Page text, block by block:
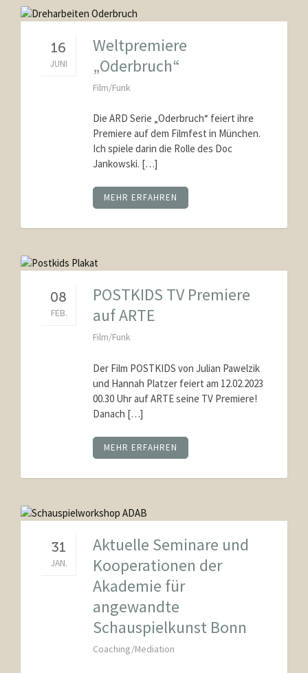
16
JUNI
Weltpremiere
„Oderbruch“
Film/Funk
Die ARD Serie „Oderbruch“ feiert ihre
Premiere auf dem Filmfest in München.
Ich spiele darin die Rolle des Doc
Jankowski. […]
MEHR ERFAHREN
08
FEB.
POSTKIDS TV Premiere
auf ARTE
Film/Funk
Der Film POSTKIDS von Julian Pawelzik
und Hannah Platzer feiert am 12.02.2023
00.30 Uhr auf ARTE seine TV Premiere!
Danach […]
MEHR ERFAHREN
31
JAN.
Aktuelle Seminare und
Kooperationen der
Akademie für
angewandte
Schauspielkunst Bonn
Coaching/Mediation